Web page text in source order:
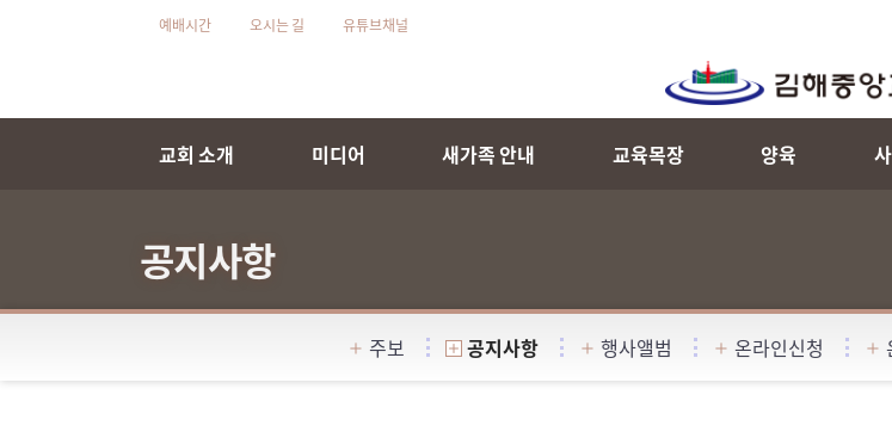
예배시간 오시는 길 유튜브채널
교회 소개 미디어 새가족 안내 교육목장 양육
공지사항
주보 공지사항 행사앨범 온라인신청